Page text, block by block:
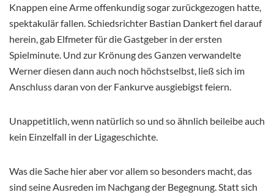
Knappen eine Arme offenkundig sogar zurückgezogen hatte,
spektakulär fallen. Schiedsrichter Bastian Dankert fiel darauf
herein, gab Elfmeter für die Gastgeber in der ersten
Spielminute. Und zur Krönung des Ganzen verwandelte
Werner diesen dann auch noch höchstselbst, ließ sich im
Anschluss daran von der Fankurve ausgiebigst feiern.
Unappetitlich, wenn natürlich so und so ähnlich beileibe auch
kein Einzelfall in der Ligageschichte.
Was die Sache hier aber vor allem so besonders macht, das
sind seine Ausreden im Nachgang der Begegnung. Statt sich